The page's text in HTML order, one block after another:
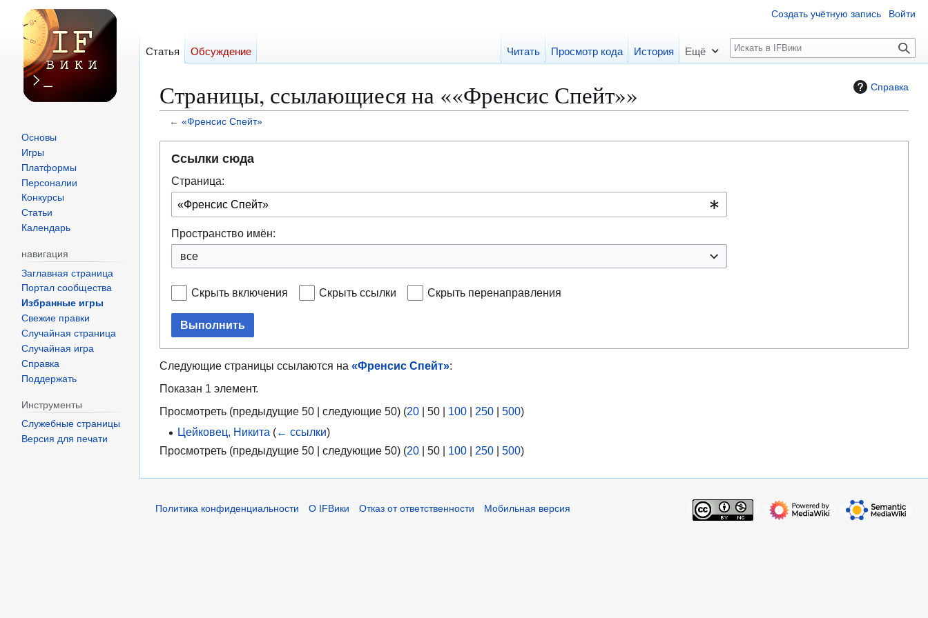
Справка
Страницы, ссылающиеся на ««Френсис Спейт»»
← «Френсис Спейт»
навигации
поиску
Ссылки сюда
Страница:
Пространство имён:
все
Скрыть включения Скрыть ссылки Скрыть перенаправления
Выполнить
Следующие страницы ссылаются на «Френсис Спейт»:
Показан 1 элемент.
Просмотреть (предыдущие 50| следующие 50) (20| 50| 100| 250| 500)
Цейковец, Никита (← ссылки)
Просмотреть (предыдущие 50| следующие 50) (20| 50| 100| 250| 500)
Создать учётную запись Войти
Статья Обсуждение Читать Просмотр кода История Ещё
П
о
к
Основы
Игры
Платформы
Персоналии
Конкурсы
Статьи
Календарь
навигация
Заглавная страница
Портал сообщества
Избранные игры
Свежие правки
Случайная страница
Случайная игра
Справка
Поддержать
Инструменты
Служебные страницы
Версия для печати
Политика конфиденциальности О IFВики Отказ от ответственности Мобильная версия